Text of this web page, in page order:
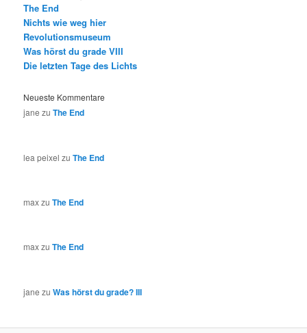
The End
Nichts wie weg hier
Revolutionsmuseum
Was hörst du grade VIII
Die letzten Tage des Lichts
Neueste Kommentare
jane zuThe End
lea peixel zuThe End
maxzuThe End
maxzuThe End
jane zuWas hörst du grade? III